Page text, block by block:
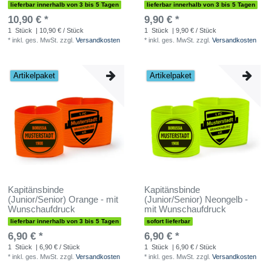
lieferbar innerhalb von 3 bis 5 Tagen
10,90 € *
1 Stück
| 10,90 € / Stück
* inkl. ges. MwSt. zzgl. Versandkosten
lieferbar innerhalb von 3 bis 5 Tagen
9,90 € *
1 Stück
| 9,90 € / Stück
* inkl. ges. MwSt. zzgl. Versandkosten
Artikelpaket
Kapitänsbinde
(Junior/Senior) Orange - mit
Wunschaufdruck
lieferbar innerhalb von 3 bis 5 Tagen
6,90 € *
1 Stück
| 6,90 € / Stück
* inkl. ges. MwSt. zzgl. Versandkosten
Artikelpaket
Kapitänsbinde
(Junior/Senior) Neongelb -
mit Wunschaufdruck
sofort lieferbar
6,90 € *
1 Stück
| 6,90 € / Stück
* inkl. ges. MwSt. zzgl. Versandkosten